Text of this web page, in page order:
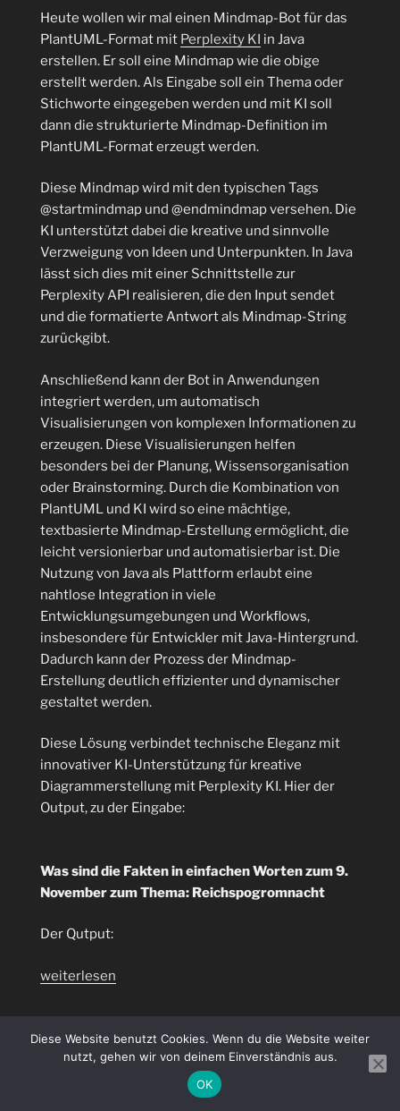
mit
n8n“
Heute wollen wir mal einen Mindmap-Bot für das
PlantUML-Format mit Perplexity KI in Java
erstellen. Er soll eine Mindmap wie die obige
erstellt werden. Als Eingabe soll ein Thema oder
Stichworte eingegeben werden und mit KI soll
dann die strukturierte Mindmap-Definition im
PlantUML-Format erzeugt werden.
Diese Mindmap wird mit den typischen Tags
@startmindmap und @endmindmap versehen. Die
KI unterstützt dabei die kreative und sinnvolle
Verzweigung von Ideen und Unterpunkten. In Java
lässt sich dies mit einer Schnittstelle zur
Perplexity API realisieren, die den Input sendet
und die formatierte Antwort als Mindmap-String
zurückgibt.
Anschließend kann der Bot in Anwendungen
integriert werden, um automatisch
Visualisierungen von komplexen Informationen zu
erzeugen. Diese Visualisierungen helfen
besonders bei der Planung, Wissensorganisation
oder Brainstorming. Durch die Kombination von
PlantUML und KI wird so eine mächtige,
textbasierte Mindmap-Erstellung ermöglicht, die
leicht versionierbar und automatisierbar ist. Die
Nutzung von Java als Plattform erlaubt eine
nahtlose Integration in viele
Entwicklungsumgebungen und Workflows,
insbesondere für Entwickler mit Java-Hintergrund.
Dadurch kann der Prozess der Mindmap-
Erstellung deutlich effizienter und dynamischer
gestaltet werden.
Diese Lösung verbindet technische Eleganz mit
innovativer KI-Unterstützung für kreative
Diagrammerstellung mit Perplexity KI. Hier der
Output, zu der Eingabe:
Was sind die Fakten in einfachen Worten zum 9.
November zum Thema: Reichspogromnacht
Der Qutput:
„Mindmap
Bot
für
plantUML
weiterlesen
VERÖFFENTLICHT
24. OKTOBER 2025
Hashi Corp Vault Demo Anwendung
mit Java Swing GUI (Teil 2)
Diese Website benutzt Cookies. Wenn du die Website weiter
nutzt, gehen wir von deinem Einverständnis aus.
OK